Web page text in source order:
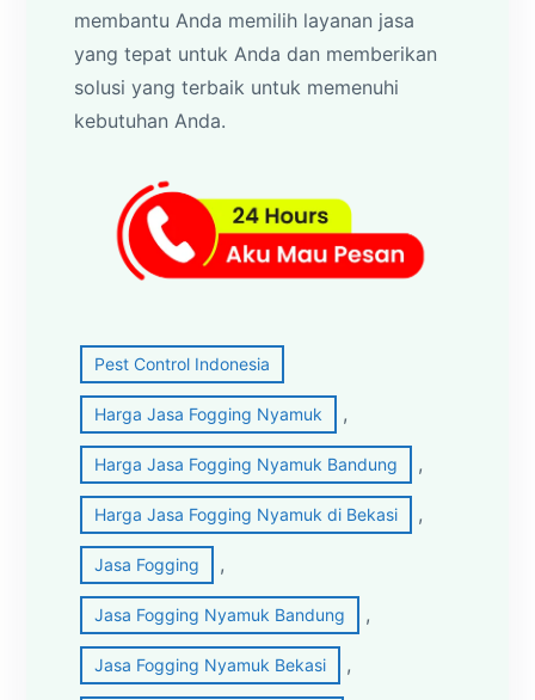
membantu Anda memilih layanan jasa
yang tepat untuk Anda dan memberikan
solusi yang terbaik untuk memenuhi
kebutuhan Anda.
Pest Control Indonesia
Harga Jasa Fogging Nyamuk ,
Harga Jasa Fogging Nyamuk Bandung ,
Harga Jasa Fogging Nyamuk di Bekasi ,
Jasa Fogging ,
Jasa Fogging Nyamuk Bandung ,
Jasa Fogging Nyamuk Bekasi ,